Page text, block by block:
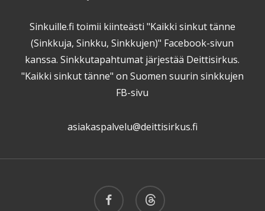
Sinkuille.fi toimii kiinteästi "Kaikki sinkut tänne
(Sinkkuja, Sinkku, Sinkkujen)" Facebook-sivun
kanssa. Sinkkutapahtumat järjestää Deittisirkus.
"Kaikki sinkut tänne" on Suomen suurin sinkkujen
FB-sivu
asiakaspalvelu@deittisirkus.fi
facebook threads